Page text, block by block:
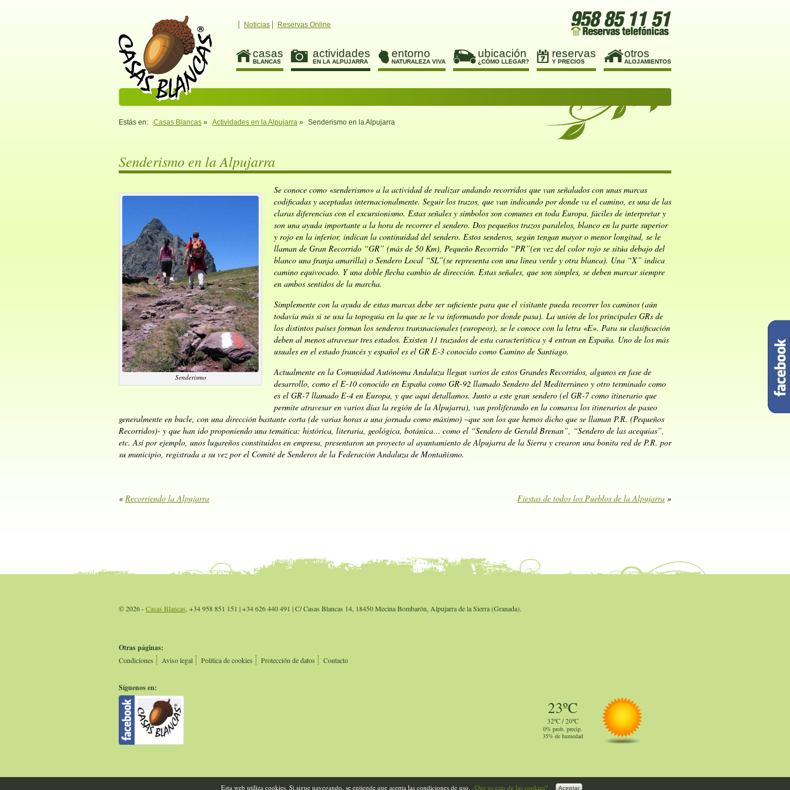
Reservas Online
Noticias
casas
BLANCAS
actividades
EN LA ALPUJARRA
entorno
NATURALEZA VIVA
ubicación
¿CÓMO LLEGAR?
reservas
Y PRECIOS
otros
ALOJAMIENTOS
Estás en: Casas Blancas » Actividades en la Alpujarra » Senderismo en la Alpujarra
Senderismo en la Alpujarra
Senderismo
Se conoce como «senderismo» a la actividad de realizar andando recorridos que van señalados con unas marcas
codificadas y aceptadas internacionalmente. Seguir los trazos, que van indicando por donde va el camino, es una de las
claras diferencias con el excursionismo. Estas señales y símbolos son comunes en toda Europa, fáciles de interpretar y
son una ayuda importante a la hora de recorrer el sendero. Dos pequeños trazos paralelos, blanco en la parte superior
y rojo en la inferior, indican la continuidad del sendero. Estos senderos, según tengan mayor o menor longitud, se le
llaman de Gran Recorrido “GR” (más de 50 Km), Pequeño Recorrido “PR”(en vez del color rojo se sitúa debajo del
blanco una franja amarilla) o Sendero Local “SL”(se representa con una línea verde y otra blanca). Una “X” indica
camino equivocado. Y una doble flecha cambio de dirección. Estas señales, que son simples, se deben marcar siempre
en ambos sentidos de la marcha.
Simplemente con la ayuda de estas marcas debe ser suficiente para que el visitante pueda recorrer los caminos (aún
todavía más si se usa la topoguía en la que se le va informando por donde pasa). La unión de los principales GRs de
los distintos países forman los senderos transnacionales (europeos), se le conoce con la letra «E». Para su clasificación
deben al menos atravesar tres estados. Existen 11 trazados de esta característica y 4 entran en España. Uno de los más
usuales en el estado francés y español es el GR E-3 conocido como Camino de Santiago.
Actualmente en la Comunidad Autónoma Andaluza llegan varios de estos Grandes Recorridos, algunos en fase de
desarrollo, como el E-10 conocido en España como GR-92 llamado Sendero del Mediterráneo y otro terminado como
es el GR-7 llamado E-4 en Europa, y que aquí detallamos. Junto a este gran sendero (el GR-7 como itinerario que
permite atravesar en varios días la región de la Alpujarra), van proliferando en la comarca los itinerarios de paseo
generalmente en bucle, con una dirección bastante corta (de varias horas a una jornada como máximo) –que son los que hemos dicho que se llaman P.R. (Pequeños
Recorridos)- y que han ido proponiendo una temática: histórica, literaria, geológica, botánica… como el “Sendero de Gerald Brenan”, “Sendero de las acequias”,
etc. Así por ejemplo, unos lugareños constituidos en empresa, presentaron un proyecto al ayuntamiento de Alpujarra de la Sierra y crearon una bonita red de P.R. por
su municipio, registrada a su vez por el Comité de Senderos de la Federación Andaluza de Montañismo.
«Recorriendo la Alpujarra Fiestas de todos los Pueblos de la Alpujarra »
© 2026 -Casas Blancas. +34 958 851 151 | +34 626 440 491 | C/ Casas Blancas 14, 18450 Mecina Bombarón, Alpujarra de la Sierra (Granada).
Otras páginas:
Condiciones Aviso legal Política de cookies Protección de datos Contacto
Síguenos en:
23ºC
32ºC / 20ºC
0% prob. precip.
35% de humedad
Esta web utiliza cookies. Si sigue navegando, se entiende que acepta las condiciones de uso. ¿Que es esto de las cookies? Aceptar